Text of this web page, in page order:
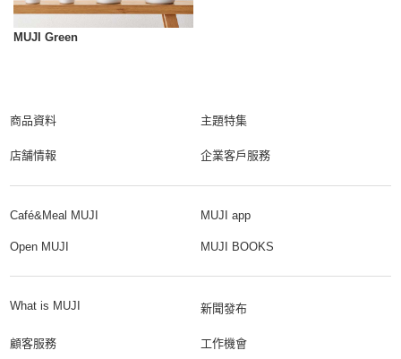
MUJI Green
商品資料 主題特集
店舗情報 企業客戶服務
Café&Meal MUJI MUJI app
Open MUJI MUJI BOOKS
What is MUJI 新聞發布
顧客服務 工作機會